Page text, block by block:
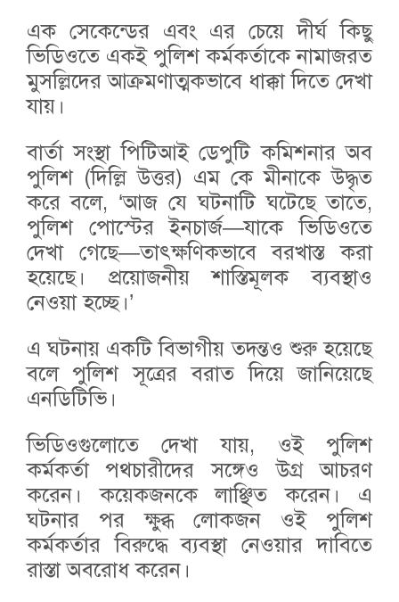
এক সেকেন্ডের এবং এর চেয়ে দীর্ঘ কিছু
ভিডিওতে একই পুলিশ কর্মকর্তাকে নামাজরত
মুসল্লিদের আক্রমণাত্মকভাবে ধাক্কা দিতে দেখা
যায়।
বার্তা সংস্থা পিটিআই ডেপুটি কমিশনার অব
পুলিশ (দিল্লি উত্তর) এম কে মীনাকে উদ্ধৃত
করে বলে, ‘আজ যে ঘটনাটি ঘটেছে তাতে,
পুলিশ পোস্টের ইনচার্জ—যাকে ভিডিওতে
দেখা গেছে—তাৎক্ষণিকভাবে বরখাস্ত করা
হয়েছে। প্রয়োজনীয় শাস্তিমূলক ব্যবস্থাও
নেওয়া হচ্ছে।’
এ ঘটনায় একটি বিভাগীয় তদন্তও শুরু হয়েছে
বলে পুলিশ সূত্রের বরাত দিয়ে জানিয়েছে
এনডিটিভি।
ভিডিওগুলোতে দেখা যায়, ওই পুলিশ
কর্মকর্তা পথচারীদের সঙ্গেও উগ্র আচরণ
করেন। কয়েকজনকে লাঞ্ছিত করেন। এ
ঘটনার পর ক্ষুব্ধ লোকজন ওই পুলিশ
কর্মকর্তার বিরুদ্ধে ব্যবস্থা নেওয়ার দাবিতে
রাস্তা অবরোধ করেন।